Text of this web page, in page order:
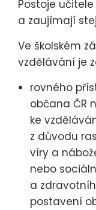
Postoje
a zaujímají
Ve školském
vzdělávání je
rovného
občana ČR
ke
z důvodu
víry a
nebo
a
postavení